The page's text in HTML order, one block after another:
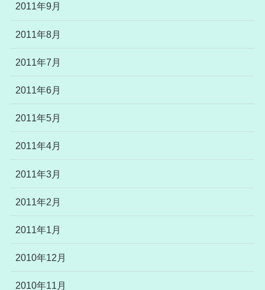
2011年9月
2011年8月
2011年7月
2011年6月
2011年5月
2011年4月
2011年3月
2011年2月
2011年1月
2010年12月
2010年11月